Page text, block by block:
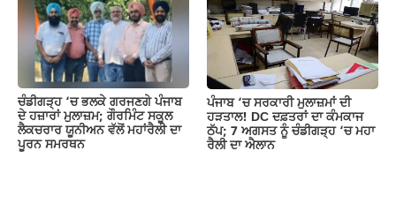
ਚੰਡੀਗੜ੍ਹ ‘ਚ ਭਲਕੇ ਗਰਜਣਗੇ ਪੰਜਾਬ
ਦੇ ਹਜ਼ਾਰਾਂ ਮੁਲਾਜ਼ਮ; ਗੌਰਮਿੰਟ ਸਕੂਲ
ਲੈਕਚਰਾਰ ਯੂਨੀਅਨ ਵੱਲੋਂ ਮਹਾਂਰੈਲੀ ਦਾ
ਪੂਰਨ ਸਮਰਥਨ
ਪੰਜਾਬ ‘ਚ ਸਰਕਾਰੀ ਮੁਲਾਜ਼ਮਾਂ ਦੀ
ਹੜਤਾਲ! DC ਦਫ਼ਤਰਾਂ ਦਾ ਕੰਮਕਾਜ
ਠੱਪ; 7 ਅਗਸਤ ਨੂੰ ਚੰਡੀਗੜ੍ਹ ‘ਚ ਮਹਾ
ਰੈਲੀ ਦਾ ਐਲਾਨ